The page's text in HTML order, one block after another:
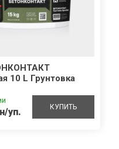
10 L Грунтовка
уп. КУПИТЬ